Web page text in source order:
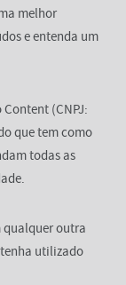
melhor
e entenda um
(CNPJ:
que tem como
todas as
qualquer outra
utilizado